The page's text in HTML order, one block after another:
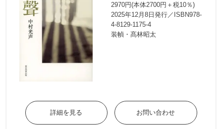
2970円(本体2700円＋税10％)
2025年12月8日発行／ISBN978-
4-8129-1175-4
装幀・髙林昭太
詳細を見る お問い合わせ